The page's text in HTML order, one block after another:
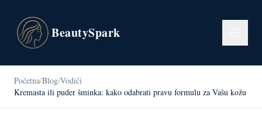
BeautySpark
Početna/Blog/Vodiči
Kremasta ili puder šminka: kako odabrati pravu formulu za Vašu kožu